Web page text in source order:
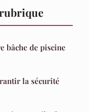
bâche de piscine
la sécurité